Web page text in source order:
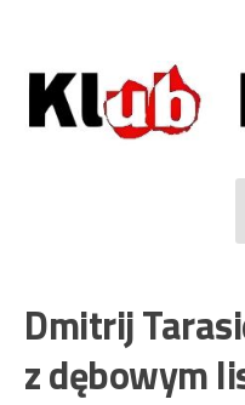
to
content
Dmitrij
z dębowym